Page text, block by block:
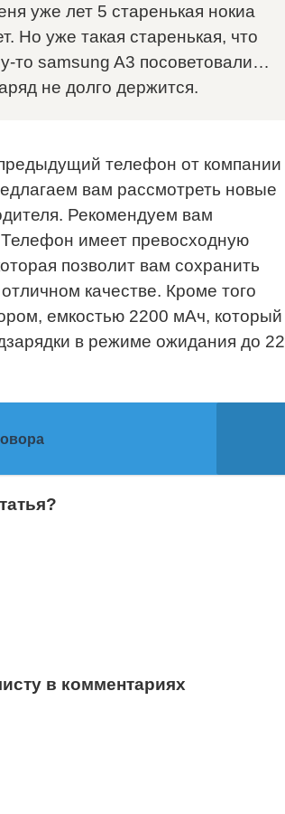
уже лет 5 старенькая нокиа
Но уже такая старенькая, что
то samsung A3 посоветовали…
не долго держится.
телефон от компании
вам рассмотреть новые
Рекомендуем вам
имеет превосходную
позволит вам сохранить
качестве. Кроме того
емкостью 2200 мАч, который
в режиме ожидания до 22
в комментариях